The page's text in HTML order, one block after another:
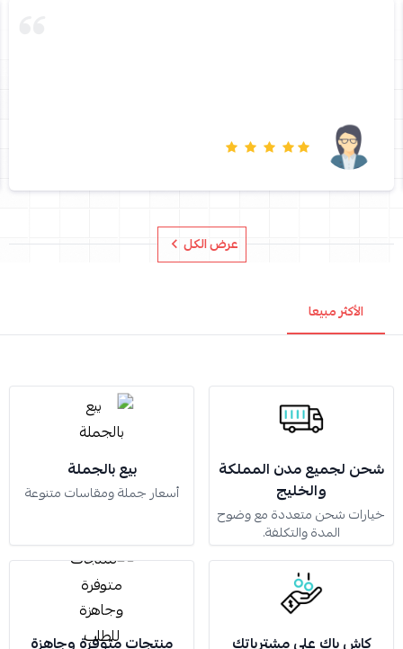
عرض الكل
الأكثر مبيعا
شحن لجميع مدن المملكة
والخليج
خيارات شحن متعددة مع وضوح
المدة والتكلفة.
بيع بالجملة
أسعار جملة ومقاسات متنوعة
كاش باك على مشترياتك
منتجات متوفرة وجاهزة